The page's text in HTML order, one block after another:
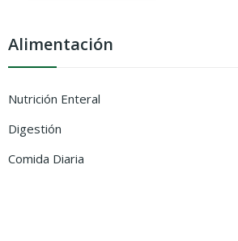
Alimentación
Nutrición Enteral
Digestión
Comida Diaria